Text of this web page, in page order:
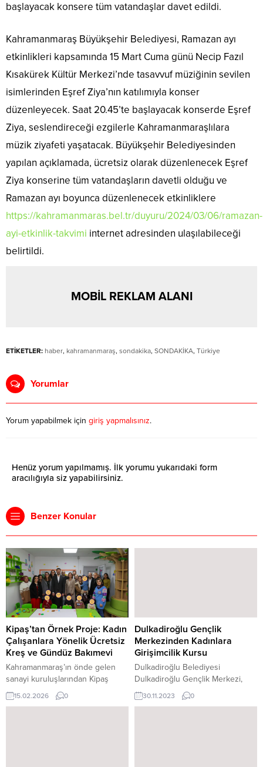
başlayacak konsere tüm vatandaşlar davet edildi.
Kahramanmaraş Büyükşehir Belediyesi, Ramazan ayı
etkinlikleri kapsamında 15 Mart Cuma günü Necip Fazıl
Kısakürek Kültür Merkezi’nde tasavvuf müziğinin sevilen
isimlerinden Eşref Ziya’nın katılımıyla konser
düzenleyecek. Saat 20.45’te başlayacak konserde Eşref
Ziya, seslendireceği ezgilerle Kahramanmaraşlılara
müzik ziyafeti yaşatacak. Büyükşehir Belediyesinden
yapılan açıklamada, ücretsiz olarak düzenlenecek Eşref
Ziya konserine tüm vatandaşların davetli olduğu ve
Ramazan ayı boyunca düzenlenecek etkinliklere
https://kahramanmaras.bel.tr/duyuru/2024/03/06/ramazan-
ayi-etkinlik-takvimi internet adresinden ulaşılabileceği
belirtildi.
MOBİL REKLAM ALANI
ETİKETLER: haber, kahramanmaraş, sondakika, SONDAKİKA, Türkiye
Yorumlar
Yorum yapabilmek için giriş yapmalısınız.
Henüz yorum yapılmamış. İlk yorumu yukarıdaki form
aracılığıyla siz yapabilirsiniz.
Benzer Konular
Kipaş’tan Örnek Proje: Kadın
Çalışanlara Yönelik Ücretsiz
Kreş ve Gündüz Bakımevi
Kahramanmaraş’ın önde gelen
sanayi kuruluşlarından Kipaş
Holding, sosyal sorumluluk
projelerine bir yenisini daha
15.02.2026 0
Dulkadiroğlu Gençlik
Merkezinden Kadınlara
Girişimcilik Kursu
Dulkadiroğlu Belediyesi
Dulkadiroğlu Gençlik Merkezi,
kadın istihdamının artması ve
kadın girişimcilerin istifade etmesi
30.11.2023 0